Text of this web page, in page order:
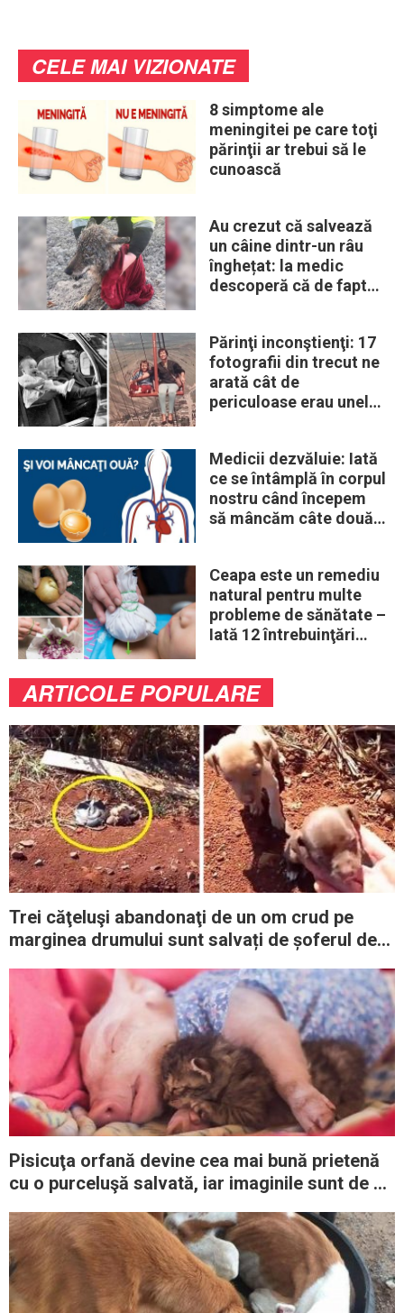
CELE MAI VIZIONATE
8 simptome ale
meningitei pe care toţi
părinţii ar trebui să le
cunoască
Au crezut că salvează
un câine dintr-un râu
înghețat: la medic
descoperă că de fapt
Părinţi inconştienţi: 17
fotografii din trecut ne
arată cât de
periculoase erau unele
Medicii dezvăluie: Iată
ce se întâmplă în corpul
nostru când începem
să mâncăm câte două
Ceapa este un remediu
natural pentru multe
probleme de sănătate –
Iată 12 întrebuinţări
ARTICOLE POPULARE
Trei căţeluşi abandonaţi de un om crud pe
marginea drumului sunt salvați de șoferul de
Pisicuţa orfană devine cea mai bună prietenă
cu o purceluşă salvată, iar imaginile sunt de o